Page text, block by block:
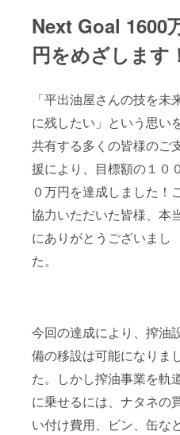
Next Goal 1600
円をめざします
「平出油屋さんの技を未
に残したい」という思い
共有する多くの皆様のご
援により、目標額の１０
０万円を達成しました！
協力いただいた皆様、本
にありがとうございまし
た。
今回の達成により、搾油
備の移設は可能になりま
た。しかし搾油事業を軌
に乗せるには、ナタネの
い付け費用、ビン、缶な